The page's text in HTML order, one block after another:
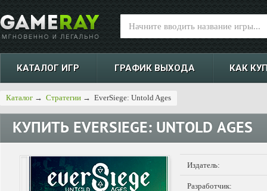
КАТАЛОГ ИГР ГРАФИК ВЫХОДА КАК
Каталог → Стратегии → EverSiege: Untold Ages
КУПИТЬ EVERSIEGE: UNTOLD AGES
Издатель:
Разработчик: